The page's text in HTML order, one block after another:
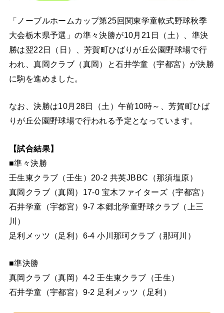
「ノーブルホームカップ第25回関東学童軟式野球秋季
大会栃木県予選」の準々決勝が10月21日（土）、準決
勝は翌22日（日）、芳賀町ひばりが丘公園野球場で行
われ、真岡クラブ（真岡）と石井学童（宇都宮）が決勝
に駒を進めました。
なお、決勝は10月28日（土）午前10時～、芳賀町ひば
りが丘公園野球場で行われる予定となっています。
【試合結果】
■準々決勝
壬生東クラブ（壬生）20-2 共英JBBC（那須塩原）
真岡クラブ（真岡）17-0 宝木ファイターズ（宇都宮）
石井学童（宇都宮）9-7 本郷北学童野球クラブ（上三
川）
足利メッツ（足利）6-4 小川那珂クラブ（那珂川）
■準決勝
真岡クラブ（真岡）4-2 壬生東クラブ（壬生）
石井学童（宇都宮）9-2 足利メッツ（足利）